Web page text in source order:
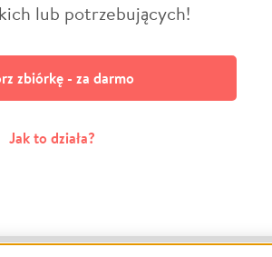
lub potrzebujących!
zbiórkę - za darmo
Jak to działa?